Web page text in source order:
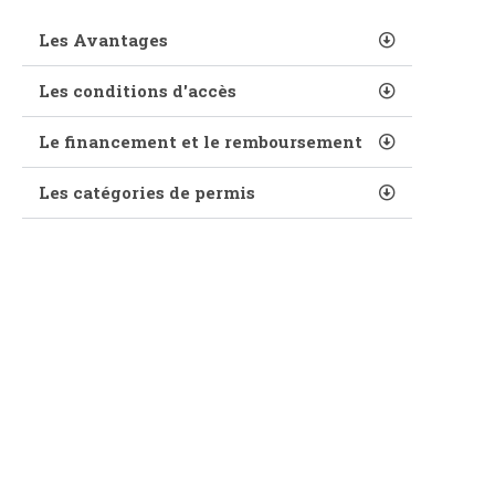
Les Avantages
Les conditions d'accès
Le financement et le remboursement
Les catégories de permis